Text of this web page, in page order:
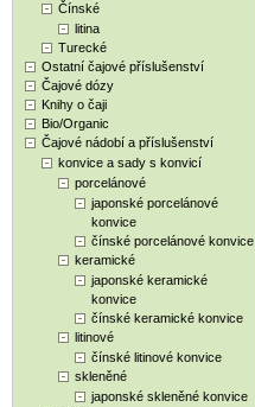
Čínské
litina
Turecké
Ostatní čajové příslušenství
Čajové dózy
Knihy o čaji
Bio/Organic
Čajové nádobí a příslušenství
konvice a sady s konvicí
porcelánové
japonské porcelánové
konvice
čínské porcelánové konvice
keramické
japonské keramické
konvice
čínské keramické konvice
litinové
čínské litinové konvice
skleněné
japonské skleněné konvice